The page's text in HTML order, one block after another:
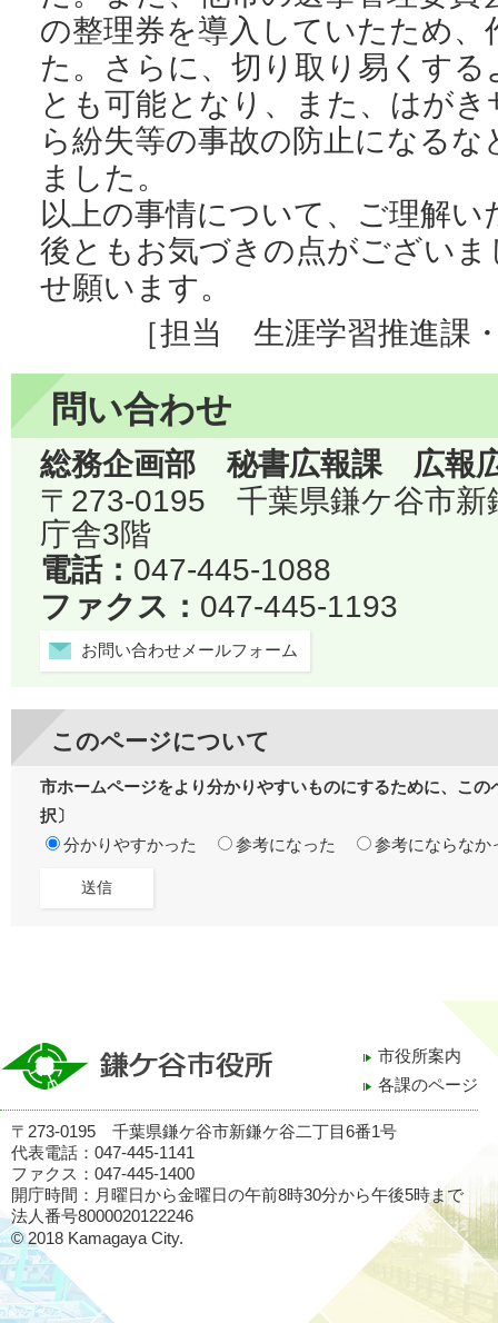
の整理券を導入していたため
た。さらに、切り取り易くす
とも可能となり、また、はが
ら紛失等の事故の防止になる
ました。
以上の事情について、ご理解
後ともお気づきの点がござい
せ願います。
［担当 生涯学習推進課
問い合わせ
総務企画部 秘書広報課 広報
〒273-0195 千葉県鎌ケ谷市
庁舎3階
電話： 047-445-1088
ファクス： 047-445-1193
お問い合わせメールフォーム
このページについて
市ホームページをより分かりやすいものにするために、こ
択〕
分かりやすかった
参考になった 参考にならなか
市役所案内
各課のページ
〒273-0195 千葉県鎌ケ谷市新鎌ケ谷二丁目6番1号
代表電話：047-445-1141
ファクス：047-445-1400
開庁時間：月曜日から金曜日の午前8時30分から午後5時まで
法人番号8000020122246
© 2018 Kamagaya City.